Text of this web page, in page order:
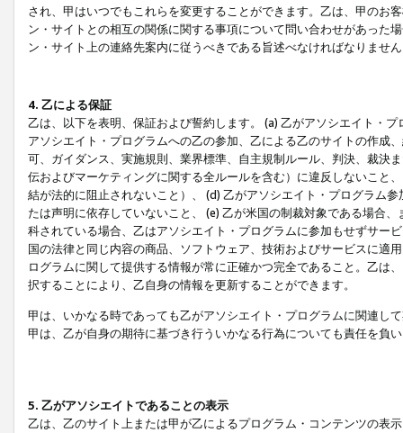
され、甲はいつでもこれらを変更することができます。乙は、甲のお
ン・サイトとの相互の関係に関する事項について問い合わせがあった
ン・サイト上の連絡先案内に従うべきである旨述べなければなりませ
4. 乙による保証
乙は、以下を表明、保証および誓約します。 (a) 乙がアソシエイト・
アソシエイト・プログラムへの乙の参加、乙による乙のサイトの作成
可、ガイダンス、実施規則、業界標準、自主規制ルール、判決、裁決
伝およびマーケティングに関する全ルールを含む）に違反しないこと
結が法的に阻止されないこと）、 (d) 乙がアソシエイト・プログラム
たは声明に依存していないこと、 (e) 乙が米国の制裁対象である場合
科されている場合、乙はアソシエイト・プログラムに参加もせずサー
国の法律と同じ内容の商品、ソフトウェア、技術およびサービスに適
ログラムに関して提供する情報が常に正確かつ完全であること。乙は
択することにより、乙自身の情報を更新することができます。
甲は、いかなる時であっても乙がアソシエイト・プログラムに関連し
甲は、乙が自身の期待に基づき行ういかなる行為についても責任を負
5. 乙がアソシエイトであることの表示
乙は、乙のサイト上または甲が乙によるプログラム・コンテンツの表